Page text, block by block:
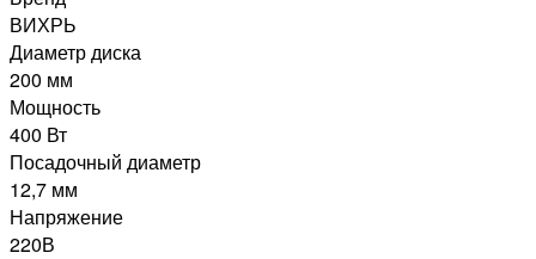
ВИХРЬ
Диаметр диска
200 мм
Мощность
400 Вт
Посадочный диаметр
12,7 мм
Напряжение
220В